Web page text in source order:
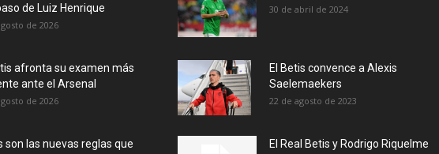
de Luiz Henrique
de 2026
afronta su examen más
ante el Arsenal
de 2026
son las nuevas reglas que
30 de abril de 2024
El Betis convence a Alexis
Saelemaekers
22 de agosto de 2023
El Real Betis y Rodrigo Riquelme